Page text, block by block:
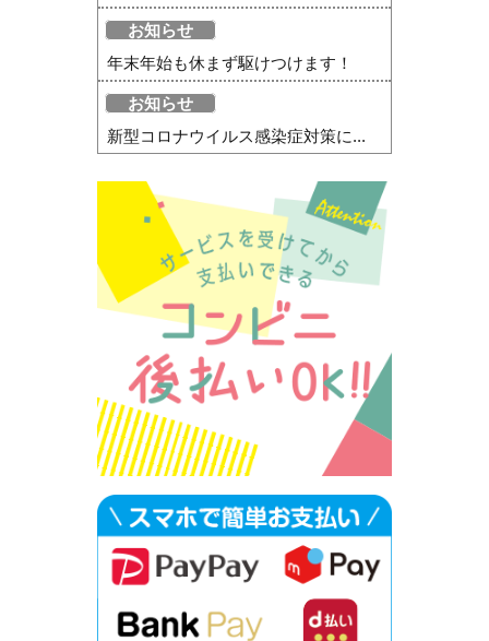
お知らせ
年末年始も休まず駆けつけます！
お知らせ
新型コロナウイルス感染症対策に...